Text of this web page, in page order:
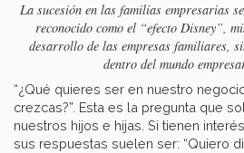
La sucesión en las familias empresarias
reconocido como el “efecto Disney”,
desarrollo de las empresas familiares,
dentro del mundo
“¿Qué quieres ser en nuestro
crezcas?”. Esta es la pregunta que
nuestros hijos e hijas. Si tienen
sus respuestas suelen ser: “Quiero